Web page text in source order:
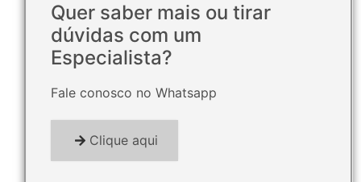
Quer saber mais ou tirar
dúvidas com um
Especialista?
Fale conosco no Whatsapp
Clique aqui